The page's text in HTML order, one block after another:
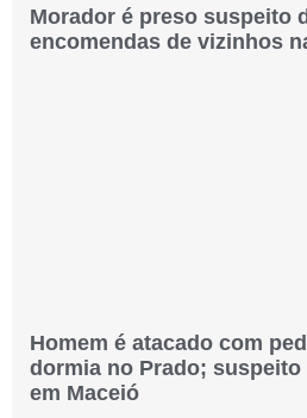
Morador é preso suspeito
encomendas de vizinhos
Homem é atacado com
dormia no Prado; suspeito
em Maceió